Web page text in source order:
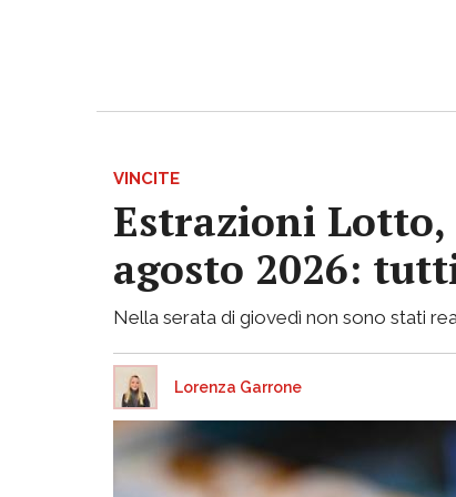
VINCITE
Estrazioni Lotto,
agosto 2026:
Nella serata di giovedì non sono stati
Lorenza Garrone